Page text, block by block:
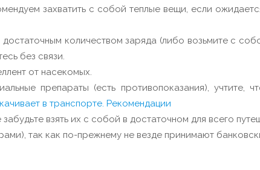
захватить с собой теплые вещи, если
количеством заряда (либо возьмите с
без связи.
от насекомых.
препараты (есть противопоказания), учтите,
в транспорте. Рекомендации
взять их с собой в достаточном для всего
так как по-прежнему не везде принимают